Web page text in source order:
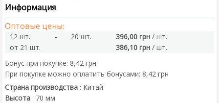
Информация
Оптовые цены:
12 шт. - 20 шт. 396,00 грн / шт.
от 21 шт.
386,10 грн / шт.
Бонус при покупке: 8,42 грн
При покупке можно оплатить бонусами: 8,42 грн
Страна производства : Китай
Высота : 70 мм